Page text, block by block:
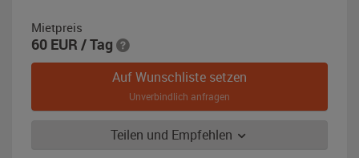
silber
Mietpreis
60 EUR / Tag
Auf Wunschliste setzen
Unverbindlich anfragen
Teilen und Empfehlen